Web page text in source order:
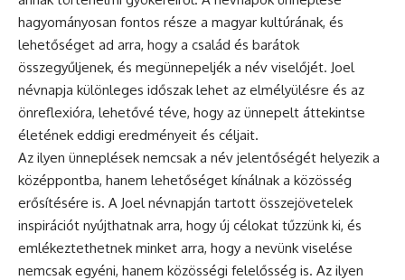
hagyományosan fontos része a magyar kultúrának, és
lehetőséget ad arra, hogy a család és barátok
összegyűljenek, és megünnepeljék a név viselőjét. Joel
névnapja különleges időszak lehet az elmélyülésre és az
önreflexióra, lehetővé téve, hogy az ünnepelt áttekintse
életének eddigi eredményeit és céljait.
Az ilyen ünneplések nemcsak a név jelentőségét helyezik a
középpontba, hanem lehetőséget kínálnak a közösség
erősítésére is. A Joel névnapján tartott összejövetelek
inspirációt nyújthatnak arra, hogy új célokat tűzzünk ki, és
emlékeztethetnek minket arra, hogy a nevünk viselése
nemcsak egyéni, hanem közösségi felelősség is. Az ilyen